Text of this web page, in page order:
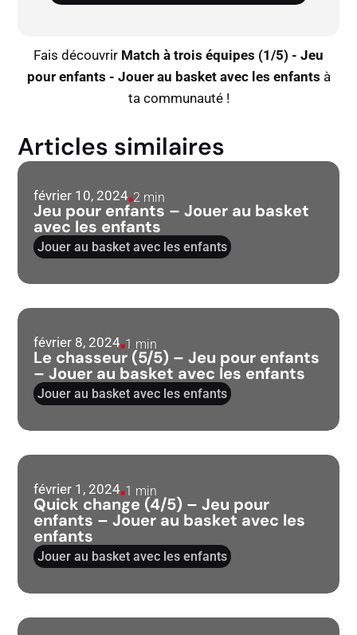
Fais découvrir Match à trois équipes (1/5) - Jeu
pour enfants - Jouer au basket avec les enfants à
ta communauté !
Articles similaires
février 10, 2024 2 min
Jeu pour enfants – Jouer au basket
avec les enfants
Jouer au basket avec les enfants
février 8, 2024 1 min
Le chasseur (5/5) – Jeu pour enfants
– Jouer au basket avec les enfants
Jouer au basket avec les enfants
février 1, 2024 1 min
Quick change (4/5) – Jeu pour
enfants – Jouer au basket avec les
enfants
Jouer au basket avec les enfants